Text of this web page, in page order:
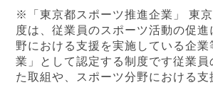
※「東京都スポーツ推進企業」
東
度は、従業員のスポーツ活動の促
野における支援を実施している企
業」として認定する制度です従業
た取組や、スポーツ分野における